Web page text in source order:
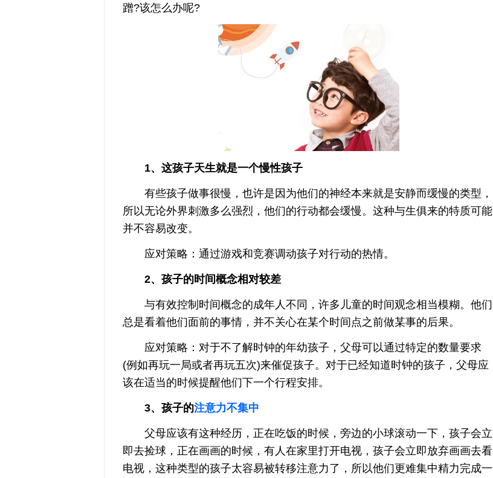
蹭?该怎么办呢?
1、这孩子天生就是一个慢性孩子
有些孩子做事很慢，也许是因为他们的神经本来就是安静而缓慢的类型，
所以无论外界刺激多么强烈，他们的行动都会缓慢。这种与生俱来的特质可能
并不容易改变。
应对策略：通过游戏和竞赛调动孩子对行动的热情。
2、孩子的时间概念相对较差
与有效控制时间概念的成年人不同，许多儿童的时间观念相当模糊。他们
总是看着他们面前的事情，并不关心在某个时间点之前做某事的后果。
应对策略：对于不了解时钟的年幼孩子，父母可以通过特定的数量要求
(例如再玩一局或者再玩五次)来催促孩子。对于已经知道时钟的孩子，父母应
该在适当的时候提醒他们下一个行程安排。
3、孩子的注意力不集中
父母应该有这种经历，正在吃饭的时候，旁边的小球滚动一下，孩子会立
即去捡球，正在画画的时候，有人在家里打开电视，孩子会立即放弃画画去看
电视，这种类型的孩子太容易被转移注意力了，所以他们更难集中精力完成一